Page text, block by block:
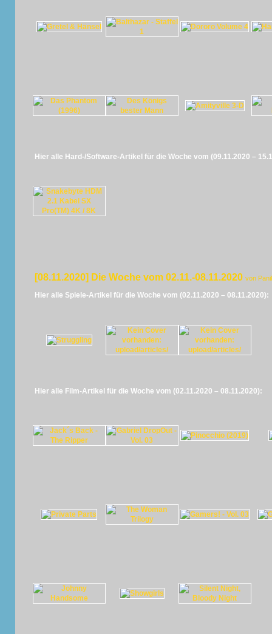
Hier alle Hard-/Software-Artikel für die Woche vom (09.11.2020 –
[08.11.2020] Die Woche vom 02.11.-08.11.2020 von
Hier alle Spiele-Artikel für die Woche vom (02.11.2020 – 08.11.2020):
Hier alle Film-Artikel für die Woche vom (02.11.2020 – 08.11.2020):